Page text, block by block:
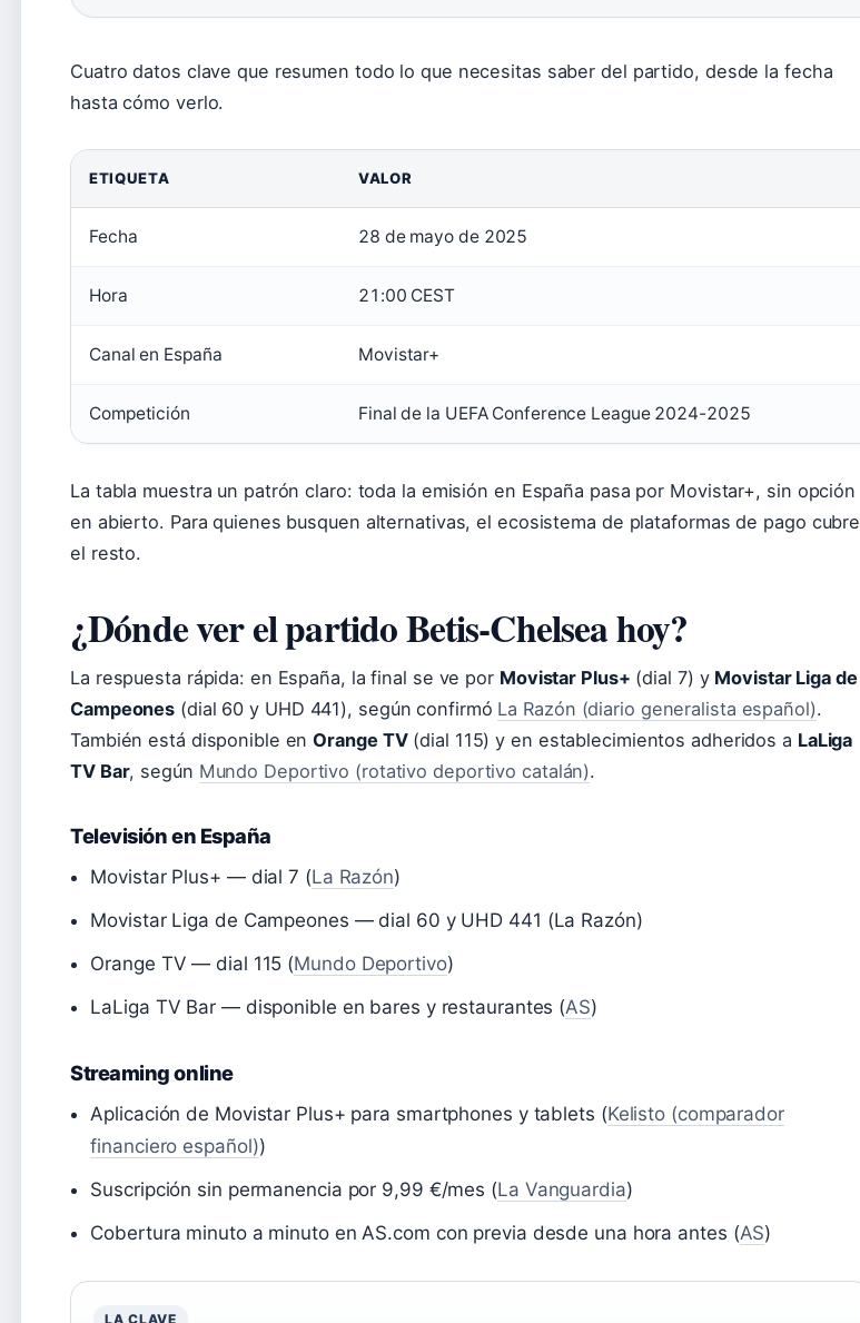
Cuatro datos clave que resumen todo lo que necesitas saber del partido, desde la fecha
hasta cómo verlo.
ETIQUETA VALOR
Fecha 28 de mayo de 2025
Hora 21:00 CEST
Canal en España Movistar+
Competición Final de la UEFA Conference League 2024-2025
La tabla muestra un patrón claro: toda la emisión en España pasa por Movistar+, sin opción
en abierto. Para quienes busquen alternativas, el ecosistema de plataformas de pago cubre
el resto.
¿Dónde ver el partido Betis-Chelsea hoy?
La respuesta rápida: en España, la final se ve por Movistar Plus+ (dial 7) y Movistar Liga de
Campeones (dial 60 y UHD 441), según confirmó La Razón (diario generalista español).
También está disponible enOrange TV(dial 115) y en establecimientos adheridos a LaLiga
TV Bar, según Mundo Deportivo (rotativo deportivo catalán).
Televisión en España
Movistar Plus+ — dial 7 (La Razón)
Movistar Liga de Campeones — dial 60 y UHD 441 (La Razón)
Orange TV — dial 115 (Mundo Deportivo)
LaLiga TV Bar — disponible en bares y restaurantes (AS)
Streaming online
Aplicación de Movistar Plus+ para smartphones y tablets (Kelisto (comparador
financiero español))
Suscripción sin permanencia por 9,99 €/mes (La Vanguardia)
Cobertura minuto a minuto en AS.com con previa desde una hora antes (AS)
LA CLAVE